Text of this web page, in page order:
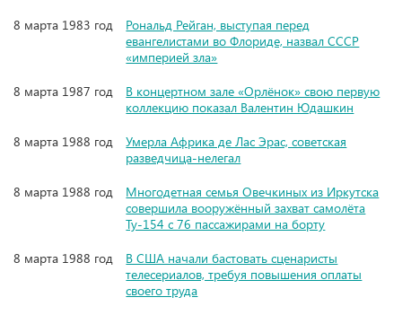
8 марта 1983 год
Рональд Рейган, выступая перед
евангелистами во Флориде, назвал СССР
«империей зла»
8 марта 1987 год
В концертном зале «Орлёнок» свою первую
коллекцию показал Валентин Юдашкин
8 марта 1988 год
Умерла Африка де Лас Эрас, советская
разведчица-нелегал
8 марта 1988 год
Многодетная семья Овечкиных из Иркутска
совершила вооружённый захват самолёта
Ту-154 с 76 пассажирами на борту
8 марта 1988 год
В США начали бастовать сценаристы
телесериалов, требуя повышения оплаты
своего труда